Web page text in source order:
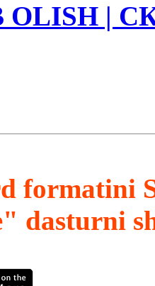
OLISH |
formatini
dasturni